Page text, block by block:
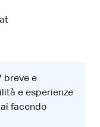
breve e
e esperienze
facendo